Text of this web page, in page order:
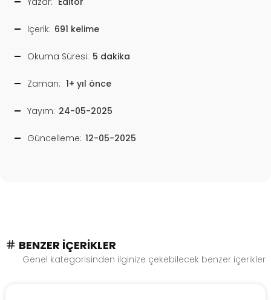
İçerik: 691 kelime
Okuma Süresi: 5 dakika
Zaman: 1+ yıl önce
Yayım: 24-05-2025
Güncelleme: 12-05-2025
BENZER İÇERIKLER
Genel kategorisinden ilginize çekebilecek benzer içerikler